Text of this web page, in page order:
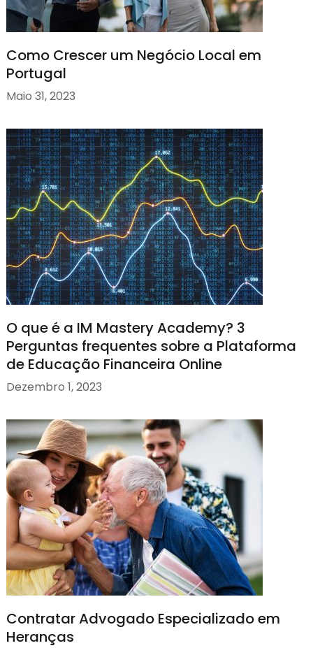
Como Crescer um Negócio Local em
Portugal
Maio 31, 2023
O que é a IM Mastery Academy? 3
Perguntas frequentes sobre a Plataforma
de Educação Financeira Online
Dezembro 1, 2023
Contratar Advogado Especializado em
Heranças